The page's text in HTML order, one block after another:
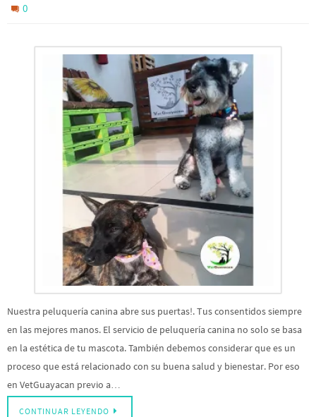
0
Nuestra peluquería canina abre sus puertas!. Tus consentidos siempre
en las mejores manos. El servicio de peluquería canina no solo se basa
en la estética de tu mascota. También debemos considerar que es un
proceso que está relacionado con su buena salud y bienestar. Por eso
en VetGuayacan previo a…
CONTINUAR LEYENDO